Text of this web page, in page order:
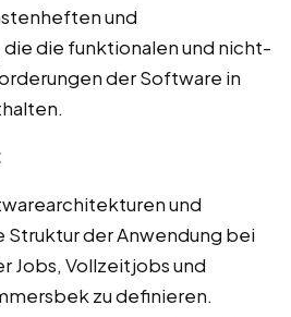
und
die funktionalen und nicht-
der Software in
und
Struktur der Anwendung bei
Jobs, Vollzeitjobs und
zu definieren.